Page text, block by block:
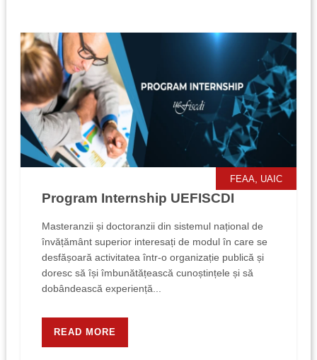
FEAA, UAIC
Program Internship UEFISCDI
Masteranzii și doctoranzii din sistemul național de
învățământ superior interesați de modul în care se
desfășoară activitatea într-o organizație publică și
doresc să își îmbunătățească cunoștințele și să
dobândească experiență...
READ MORE